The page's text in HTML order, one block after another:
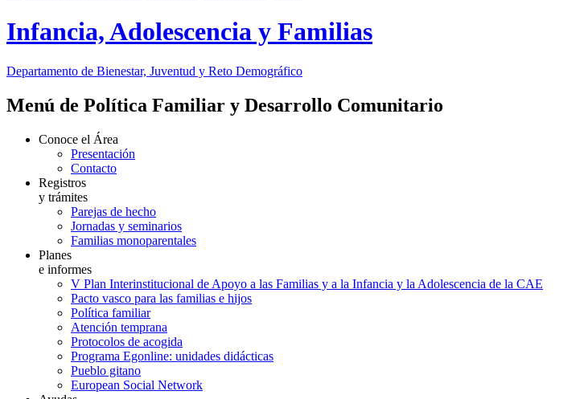
Infancia, Adolescencia y Familias
Departamento de Bienestar, Juventud y Reto Demográfico
Menú de Política Familiar y Desarrollo Comunitario
Conoce el Área
Presentación
Contacto
Registros
y trámites
Parejas de hecho
Jornadas y seminarios
Familias monoparentales
Planes
e informes
V Plan Interinstitucional de Apoyo a las Familias y a la Infancia y la Adolescencia de la CAE
Pacto vasco para las familias e hijos
Política familiar
Atención temprana
Protocolos de acogida
Programa Egonline: unidades didácticas
Pueblo gitano
European Social Network